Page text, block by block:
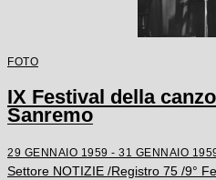
FOTO
IX Festival della
Sanremo
29 GENNAIO 1959 - 31 GENNAIO
Settore NOTIZIE /Registro 75 /9°